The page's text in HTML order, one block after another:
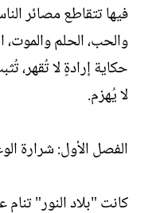
فيها تتقاطع مصائر
والحب، الحلم والموت،
حكاية إرادةٍ لا تُقهر،
لا يُهزم.
الفصل الأول: شرارة
كانت "بلاد النور"